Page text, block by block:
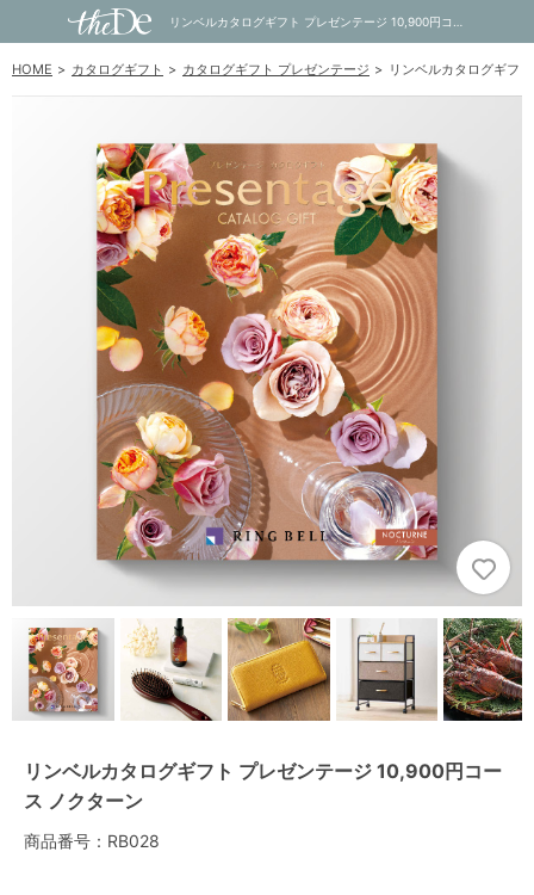
HOME カタログギフト カタログギフト プレゼンテージ リンベルカタログギフ
リンベルカタログギフト プレゼンテージ 10,900円コー
ス ノクターン
商品番号：RB028